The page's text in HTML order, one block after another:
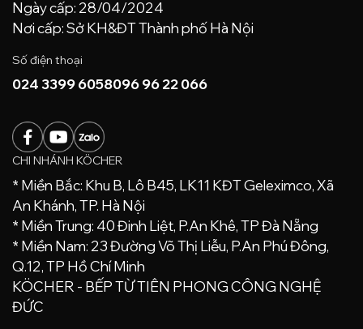
Ngày cấp: 28/04/2024
Nơi cấp: Sở KH&ĐT Thành phố Hà Nội
Số điện thoại
024 3399 6058096 96 22 066
CHI NHÁNH KÖCHER
* Miền Bắc: Khu B, Lô B45, LK11 KĐT Geleximco, Xã
An Khánh, TP. Hà Nội
* Miền Trung: 40 Đinh Liệt, P.An Khê, TP Đà Nẵng
* Miền Nam: 23 Đường Võ Thị Liễu, P.An Phú Đông,
Q.12, TP Hồ Chí Minh
KÖCHER - BẾP TỪ TIÊN PHONG CÔNG NGHỆ
ĐỨC